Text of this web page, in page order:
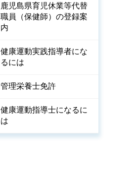
鹿児島県育児休業等代替
職員（保健師）の登録案
内
健康運動実践指導者にな
るには
管理栄養士免許
健康運動指導士になるに
は